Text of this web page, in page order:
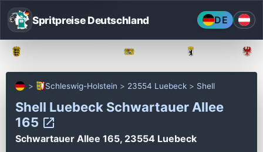
Spritpreise Deutschland DE
Schleswig-Holstein 23554 Luebeck Shell
Shell Luebeck Schwartauer Allee
165
Schwartauer Allee 165, 23554 Luebeck